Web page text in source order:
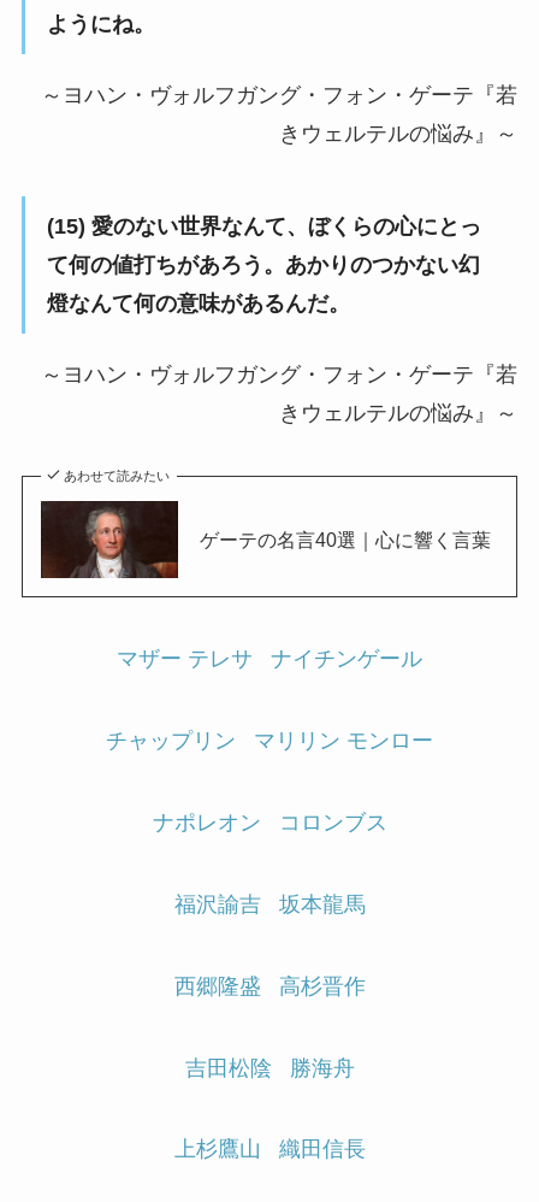
ようにね。
～ヨハン・ヴォルフガング・フォン・ゲーテ『若
きウェルテルの悩み』～
(15) 愛のない世界なんて、ぼくらの心にとっ
て何の値打ちがあろう。あかりのつかない幻
燈なんて何の意味があるんだ。
～ヨハン・ヴォルフガング・フォン・ゲーテ『若
きウェルテルの悩み』～
あわせて読みたい
ゲーテの名言40選｜心に響く言葉
マザー テレサ ナイチンゲール
チャップリン マリリン モンロー
ナポレオン コロンブス
福沢諭吉 坂本龍馬
西郷隆盛 高杉晋作
吉田松陰 勝海舟
上杉鷹山 織田信長